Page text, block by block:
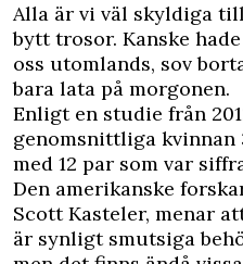
Alla är vi väl skyldiga
bytt trosor. Kanske
oss utomlands, sov
bara lata på morgonen.
Enligt en studie från
genomsnittliga
med 12 par som var
Den amerikanske
Scott Kasteler, menar
är synligt smutsiga